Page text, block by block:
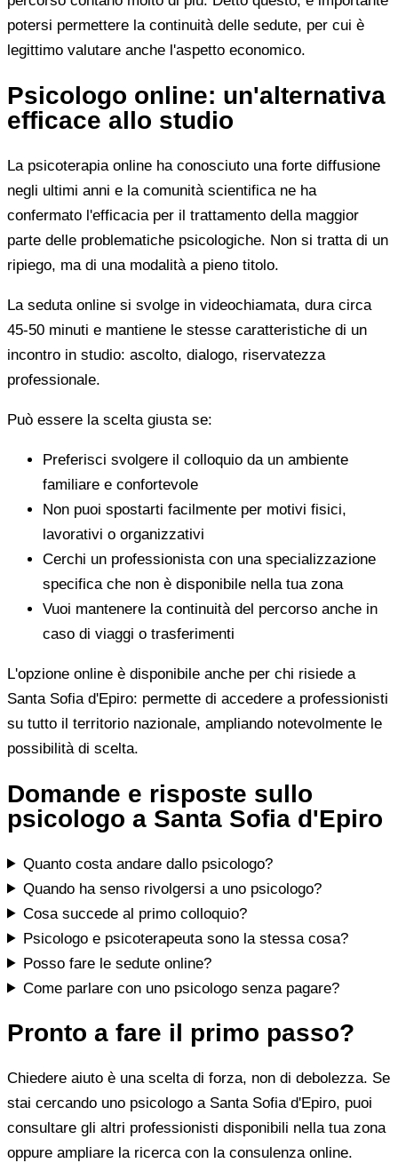
potersi permettere la continuità delle sedute, per cui è
legittimo valutare anche l'aspetto economico.
Psicologo online: un'alternativa
efficace allo studio
La psicoterapia online ha conosciuto una forte diffusione
negli ultimi anni e la comunità scientifica ne ha
confermato l'efficacia per il trattamento della maggior
parte delle problematiche psicologiche. Non si tratta di un
ripiego, ma di una modalità a pieno titolo.
La seduta online si svolge in videochiamata, dura circa
45-50 minuti e mantiene le stesse caratteristiche di un
incontro in studio: ascolto, dialogo, riservatezza
professionale.
Può essere la scelta giusta se:
Preferisci svolgere il colloquio da un ambiente
familiare e confortevole
Non puoi spostarti facilmente per motivi fisici,
lavorativi o organizzativi
Cerchi un professionista con una specializzazione
specifica che non è disponibile nella tua zona
Vuoi mantenere la continuità del percorso anche in
caso di viaggi o trasferimenti
L'opzione online è disponibile anche per chi risiede a
Santa Sofia d'Epiro: permette di accedere a professionisti
su tutto il territorio nazionale, ampliando notevolmente le
possibilità di scelta.
Domande e risposte sullo
psicologo a Santa Sofia d'Epiro
Quanto costa andare dallo psicologo?
Quando ha senso rivolgersi a uno psicologo?
Cosa succede al primo colloquio?
Psicologo e psicoterapeuta sono la stessa cosa?
Posso fare le sedute online?
Come parlare con uno psicologo senza pagare?
Pronto a fare il primo passo?
Chiedere aiuto è una scelta di forza, non di debolezza. Se
stai cercando uno psicologo a Santa Sofia d'Epiro, puoi
consultare gli altri professionisti disponibili nella tua zona
oppure ampliare la ricerca con la consulenza online.